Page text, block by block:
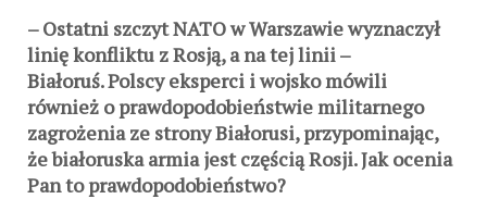
– Ostatni szczyt NATO w Warszawie wyznaczył
linię konfliktu z Rosją, a na tej linii –
Białoruś.Polscy eksperci i wojsko mówili
również o prawdopodobieństwie militarnego
zagrożenia ze strony Białorusi, przypominając,
że białoruska armia jest częścią Rosji. Jak ocenia
Pan to prawdopodobieństwo?